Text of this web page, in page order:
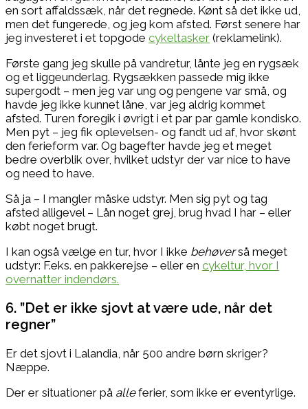
en sort affaldssæk, når det regnede. Kønt så det ikke ud,
men det fungerede, og jeg kom afsted. Først senere har
jeg investeret i et topgode cykeltasker (reklamelink).
Første gang jeg skulle på vandretur, lånte jeg en rygsæk
og et liggeunderlag. Rygsækken passede mig ikke
supergodt – men jeg var ung og pengene var små, og
havde jeg ikke kunnet låne, var jeg aldrig kommet
afsted. Turen foregik i øvrigt i et par par gamle kondisko.
Men pyt – jeg fik oplevelsen- og fandt ud af, hvor skønt
den ferieform var. Og bagefter havde jeg et meget
bedre overblik over, hvilket udstyr der var nice to have
og need to have.
Så ja – I mangler måske udstyr. Men sig pyt og tag
afsted alligevel – Lån noget grej, brug hvad I har – eller
købt noget brugt.
I kan også vælge en tur, hvor I ikke behøverså meget
udstyr: F.eks. en pakkerejse – eller en cykeltur, hvor I
overnatter indendørs.
6. ”Det er ikke sjovt at være ude, når det
regner”
Er det sjovt i Lalandia, når 500 andre børn skriger?
Næppe.
Der er situationer på alleferier, som ikke er eventyrlige.